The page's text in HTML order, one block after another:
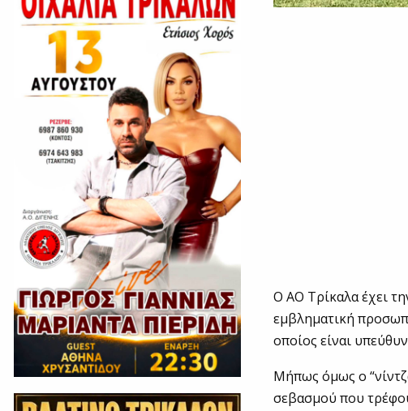
Ο ΑΟ Τρίκαλα έχει
εμβληματική
οποίος είναι
Μήπως όμως ο
σεβασμού που